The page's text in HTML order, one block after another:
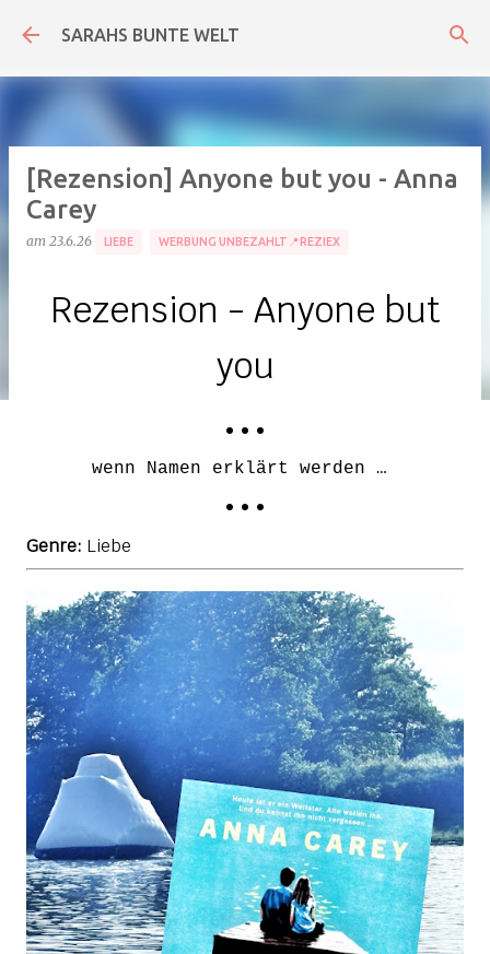
Direkt zum Hauptbereich
SARAHS BUNTE WELT
[Rezension] Anyone but you - Anna
Carey
am 23.6.26 LIEBE WERBUNG UNBEZAHLT📍REZIEX
Rezension - Anyone but
you
• • •
wenn Namen erklärt werden …
• • •
Genre: Liebe